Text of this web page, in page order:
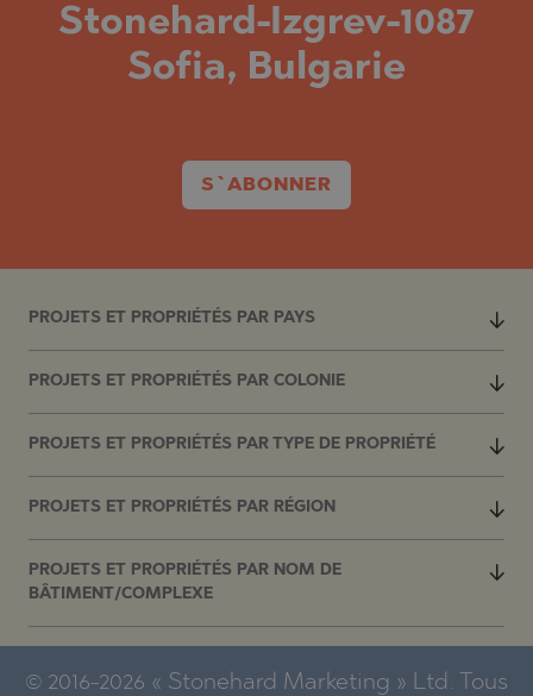
Stonehard-Izgrev-1087
Sofia, Bulgarie
S`ABONNER
PROJETS ET PROPRIÉTÉS PAR PAYS
PROJETS ET PROPRIÉTÉS PAR COLONIE
PROJETS ET PROPRIÉTÉS PAR TYPE DE PROPRIÉTÉ
PROJETS ET PROPRIÉTÉS PAR RÉGION
PROJETS ET PROPRIÉTÉS PAR NOM DE
BÂTIMENT/COMPLEXE
© 2016-2026 « Stonehard Marketing » Ltd. Tous